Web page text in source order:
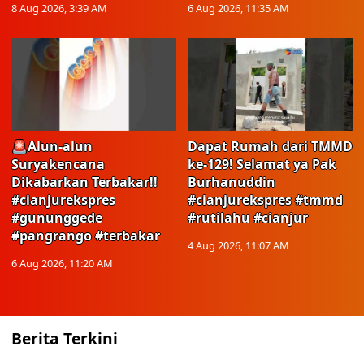
8 Aug 2026, 3:39 AM 6 Aug 2026, 11:35 AM
🚨Alun-alun
Suryakencana
Dikabarkan Terbakar!!
#cianjurekspres
#gununggede
#pangrango #terbakar
6 Aug 2026, 11:20 AM
Dapat Rumah dari TMMD
ke-129! Selamat ya Pak
Burhanuddin
#cianjurekspres #tmmd
#rutilahu #cianjur
4 Aug 2026, 11:07 AM
Berita Terkini